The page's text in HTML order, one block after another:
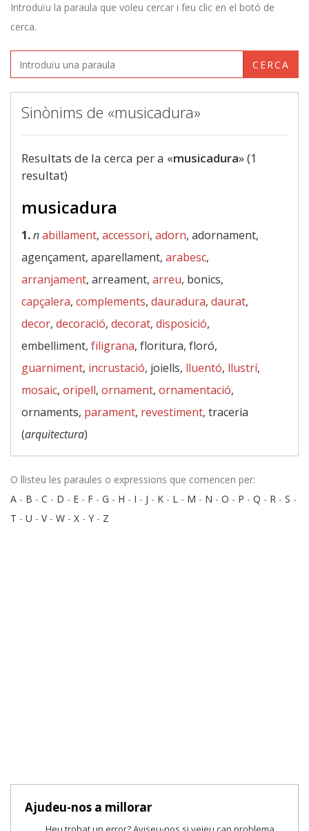
Introduïu la paraula que voleu cercar i feu clic en el botó de
cerca.
CERCA
Sinònims de «musicadura»
Resultats de la cerca per a «musicadura» (1
resultat)
musicadura
1.nabillament, accessori, adorn, adornament,
agençament, aparellament, arabesc,
arranjament, arreament, arreu, bonics,
capçalera, complements, dauradura, daurat,
decor, decoració, decorat, disposició,
embelliment, filigrana, floritura, floró,
guarniment, incrustació, joiells, lluentó, llustrí,
mosaic, oripell, ornament, ornamentació,
ornaments, parament, revestiment, traceria
(arquitectura)
O llisteu les paraules o expressions que comencen per:
A - B - C - D - E - F - G - H - I - J - K - L - M - N - O - P - Q - R - S -
T - U - V- W - X - Y - Z
Ajudeu-nos a millorar